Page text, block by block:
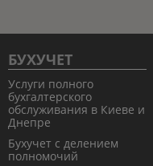
БУХУЧЕТ
Услуги полного
бухгалтерского
обслуживания в Киеве и
Днепре
Бухучет с делением
полномочий